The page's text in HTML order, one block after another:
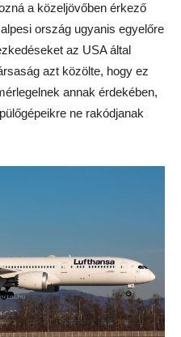
a közeljövőben érkező
ország ugyanis egyelőre
az USA által
azt közölte, hogy ez
annak érdekében,
ne rakódjanak